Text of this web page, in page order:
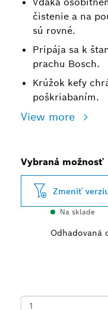
čistenie a na
sú rovné.
Pripája sa k
prachu Bosch.
Krúžok kefy
poškriabaním.
View more
Vybraná možnosť
Zmeniť
Na sklade
Odhadovaná